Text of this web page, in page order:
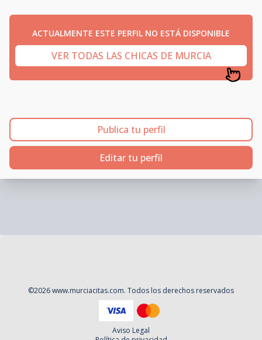
ACTUALMENTE ESTE PERFIL NO ESTÁ DISPONIBLE
VER TODAS LAS CHICAS DE MURCIA
Publica tu perfil
Editar tu perfil
©2026www.murciacitas.com. Todos los derechos reservados
Aviso Legal